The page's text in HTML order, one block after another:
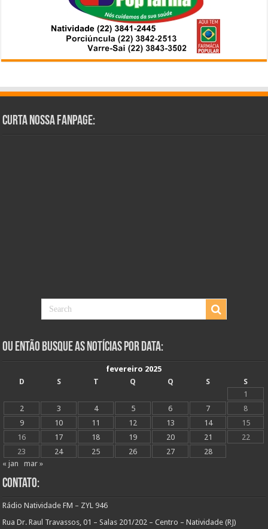
Curta Nossa Fanpage:
Ou Então Busque as Notícias Por Data:
fevereiro 2025
D
S T Q Q S
S
1
2
3 4 5 6 7
8
9
10 11 12 13 14
15
16
17 18 19 20 21
22
23
24 25 26 27
28
« jan
mar »
Contato:
Rádio Natividade FM – ZYL 946
Rua Dr. Raul Travassos, 01 – Salas 201/202 – Centro – Natividade (RJ)